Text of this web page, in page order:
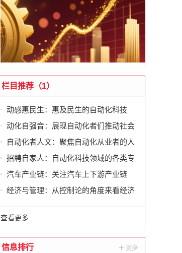
栏目推荐（1）
动感惠民生：惠及民生的自动化科技
动化自强音：展现自动化者们推动社会
进步发出的响亮声音
自动化者人文：聚焦自动化从业者的人
文思考
招聘自家人：自动化科技领域的各类专
家及人才需求资讯
汽车产业链：关注汽车上下游产业链
经济与管理：从控制论的角度来看经济
查看更多...
信息排行